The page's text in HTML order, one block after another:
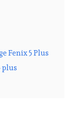
Fenix 5 Plus
plus